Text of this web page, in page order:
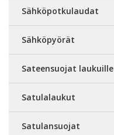
Sähköpotkulaudat
Sähköpyörät
Sateensuojat laukuille
Satulalaukut
Satulansuojat